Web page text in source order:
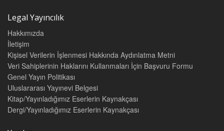
INDEX
AUTHOR BIOGRAPHIES III
FOREWORD V
Legal Yayıncılık
Hakkımızda
İletişim
Kişisel Verilerin İşlenmesi Hakkında Aydınlatma Metni
Veri Sahiplerinin Haklarını Kullanmaları İçin Başvuru Formu
Genel Yayın Politikası
Uluslararası Yayınevi Belgesi
Kitap/Yayınladığımız Eserlerin Kaynakçası
Dergi/Yayınladığımız Eserlerin Kaynakçası